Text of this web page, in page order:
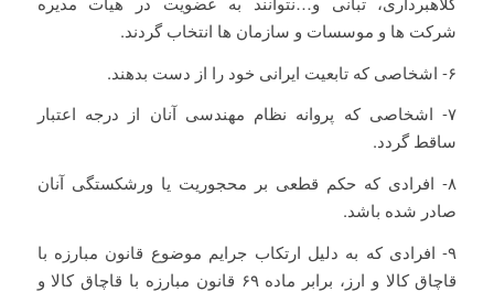
شرکت ها و موسسات و سازمان ها انتخاب گردند.
۶- اشخاصی که تابعیت ایرانی خود را از دست بدهند.
۷- اشخاصی که پروانه نظام مهندسی آنان از درجه اعتبار
ساقط گردد.
۸- افرادی که حکم قطعی بر محجوریت یا ورشکستگی آنان
صادر شده باشد.
۹- افرادی که به دلیل ارتکاب جرایم موضوع قانون مبارزه با
قاچاق کالا و ارز، برابر ماده ۶۹ قانون مبارزه با قاچاق کالا و